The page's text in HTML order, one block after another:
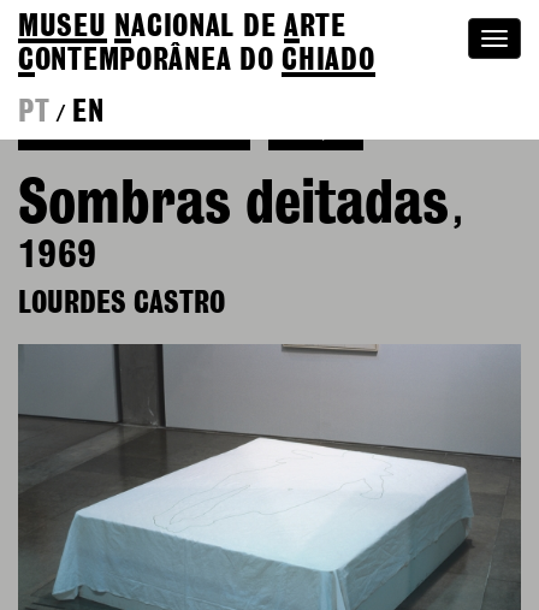
MUSEU NACIONAL DEA RTE
CONTEMPORÂNEA DOCHIADO
PT
/ EN
Sombras deitadas ,
1969
LOURDES CASTRO